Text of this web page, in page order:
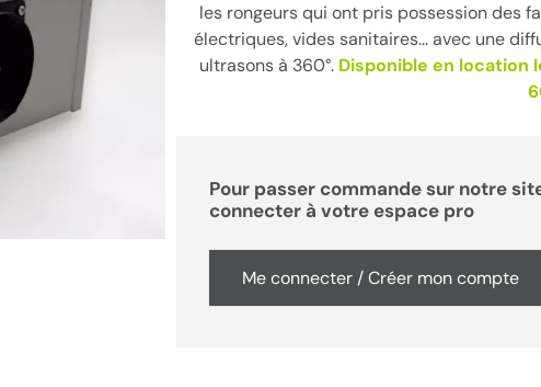
les rongeurs qui ont pris possession des
électriques, vides sanitaires… avec une
ultrasons à 360°. Disponible en location
Pour passer commande sur notre
connecter à votre espace pro
Me connecter / Créer mon compte